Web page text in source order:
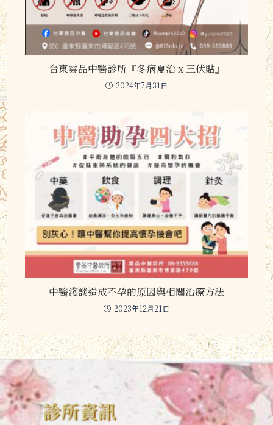
台東雲品中醫診所『冬病夏治 x 三伏貼』
2024年7月31日
中醫淺談造成不孕的原因與相關治療方法
2023年12月21日
診所資訊